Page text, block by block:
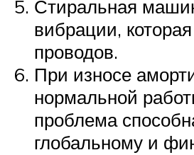
Стиральная
вибрации,
проводов.
При износе
нормальной
проблема
глобальному и